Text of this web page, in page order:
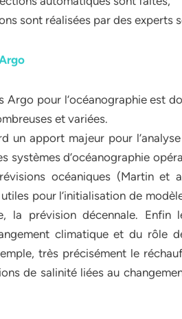
sont réalisées par des experts
Argo pour l’océanographie est
et variées.
un apport majeur pour
systèmes d’océanographie
océaniques (Martin et
pour l’initialisation de
la prévision décennale.
climatique et du rôle
très précisément le
de salinité liées au